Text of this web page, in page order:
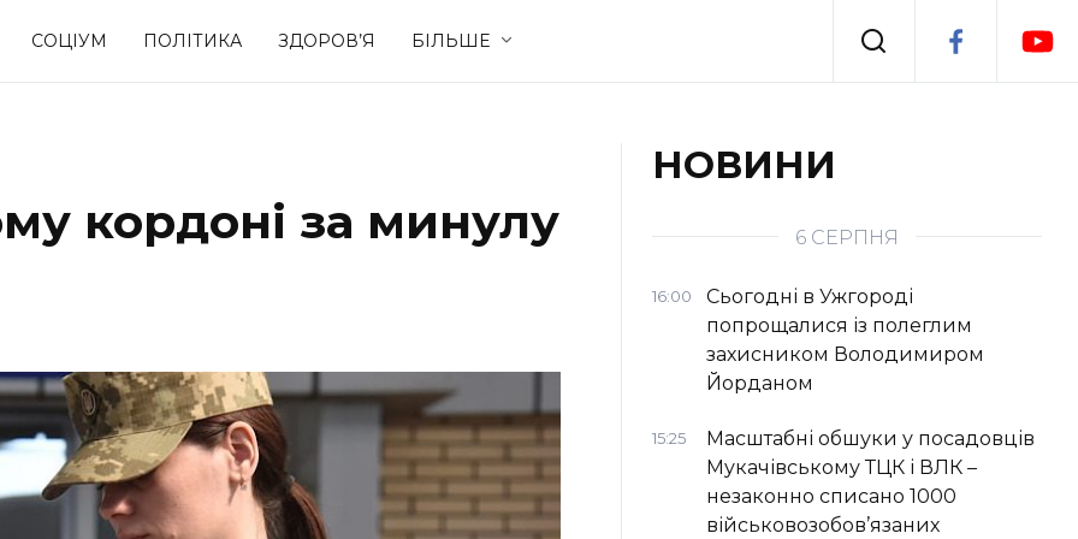
СОЦІУМ ПОЛІТИКА ЗДОРОВ’Я БІЛЬШЕ
Події
Спорт Стиль життя
кордоні за минулу
НОВИНИ
6 СЕРПНЯ
16:00
Сьогодні в Ужгороді
попрощалися із полеглим
захисником Володимиром
Йорданом
15:25
Масштабні обшуки у посадовців
Мукачівському ТЦК і ВЛК –
незаконно списано 1000
військовозобов’язаних